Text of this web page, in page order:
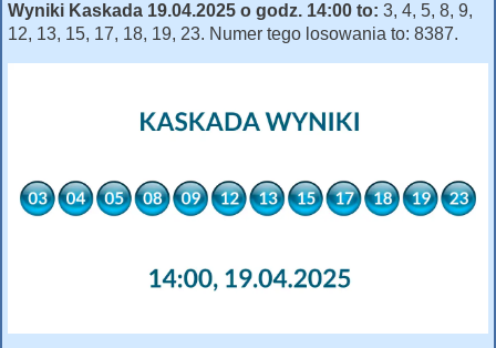
Wyniki Kaskada 19.04.2025 o godz. 14:00 to: 3, 4, 5, 8, 9,
12, 13, 15, 17, 18, 19, 23. Numer tego losowania to: 8387.